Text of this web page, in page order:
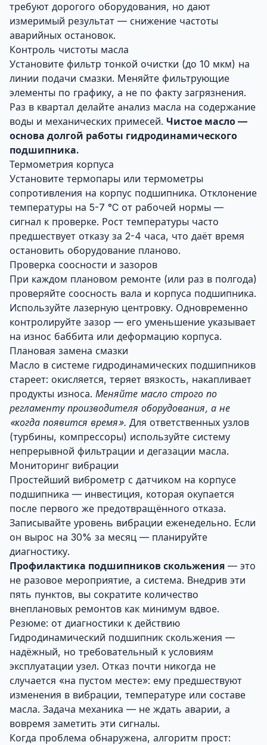
требуют дорогого оборудования, но дают
измеримый результат — снижение частоты
аварийных остановок.
Контроль чистоты масла
Установите фильтр тонкой очистки (до 10 мкм) на
линии подачи смазки. Меняйте фильтрующие
элементы по графику, а не по факту загрязнения.
Раз в квартал делайте анализ масла на содержание
воды и механических примесей. Чистое масло —
основа долгой работы гидродинамического
подшипника.
Термометрия корпуса
Установите термопары или термометры
сопротивления на корпус подшипника. Отклонение
температуры на 5-7 °C от рабочей нормы —
сигнал к проверке. Рост температуры часто
предшествует отказу за 2-4 часа, что даёт время
остановить оборудование планово.
Проверка соосности и зазоров
При каждом плановом ремонте (или раз в полгода)
проверяйте соосность вала и корпуса подшипника.
Используйте лазерную центровку. Одновременно
контролируйте зазор — его уменьшение указывает
на износ баббита или деформацию корпуса.
Плановая замена смазки
Масло в системе гидродинамических подшипников
стареет: окисляется, теряет вязкость, накапливает
продукты износа. Меняйте масло строго по
регламенту производителя оборудования, а не
«когда появится время». Для ответственных узлов
(турбины, компрессоры) используйте систему
непрерывной фильтрации и дегазации масла.
Мониторинг вибрации
Простейший виброметр с датчиком на корпусе
подшипника — инвестиция, которая окупается
после первого же предотвращённого отказа.
Записывайте уровень вибрации еженедельно. Если
он вырос на 30% за месяц — планируйте
диагностику.
Профилактика подшипников скольжения — это
не разовое мероприятие, а система. Внедрив эти
пять пунктов, вы сократите количество
внеплановых ремонтов как минимум вдвое.
Резюме: от диагностики к действию
Гидродинамический подшипник скольжения —
надёжный, но требовательный к условиям
эксплуатации узел. Отказ почти никогда не
случается «на пустом месте»: ему предшествуют
изменения в вибрации, температуре или составе
масла. Задача механика — не ждать аварии, а
вовремя заметить эти сигналы.
Когда проблема обнаружена, алгоритм прост: